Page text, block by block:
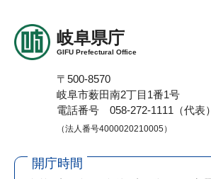
岐阜県庁
GIFU Prefectural Office
〒500-8570
岐阜市薮田南2丁目1番1号
電話番号 058-272-1111（代表）
（法人番号4000020210005）
開庁時間